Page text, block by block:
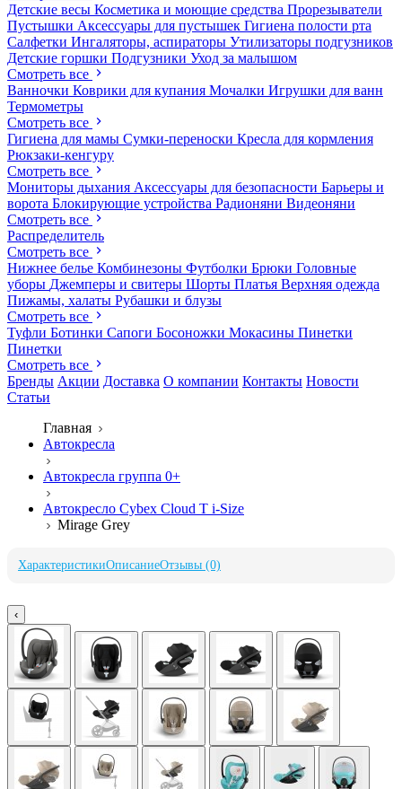
Детские весы Косметика и моющие средства Прорезыватели
Пустышки Аксессуары для пустышек Гигиена полости рта
Салфетки Ингаляторы, аспираторы Утилизаторы подгузников
Детские горшки Подгузники Уход за малышом
Смотреть все
Ванночки Коврики для купания Мочалки Игрушки для ванн
Термометры
Смотреть все
Гигиена для мамы Сумки-переноски Кресла для кормления
Рюкзаки-кенгуру
Смотреть все
Мониторы дыхания Аксессуары для безопасности Барьеры и
ворота Блокирующие устройства Радионяни Видеоняни
Смотреть все
Распределитель
Смотреть все
Нижнее белье Комбинезоны Футболки Брюки Головные
уборы Джемперы и свитеры Шорты Платья Верхняя одежда
Пижамы, халаты Рубашки и блузы
Смотреть все
Туфли Ботинки Сапоги Босоножки Мокасины Пинетки
Пинетки
Смотреть все
Бренды Акции Доставка О компании Контакты Новости
Статьи
Главная
Автокресла
Автокресла группа 0+
Автокресло Cybex Cloud T i-Size
Mirage Grey
ХарактеристикиОписаниеОтзывы (0)
‹